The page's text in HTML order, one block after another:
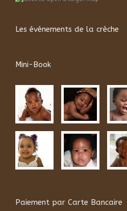
Les événements de la crèche
Mini-Book
Paiement par Carte Bancaire